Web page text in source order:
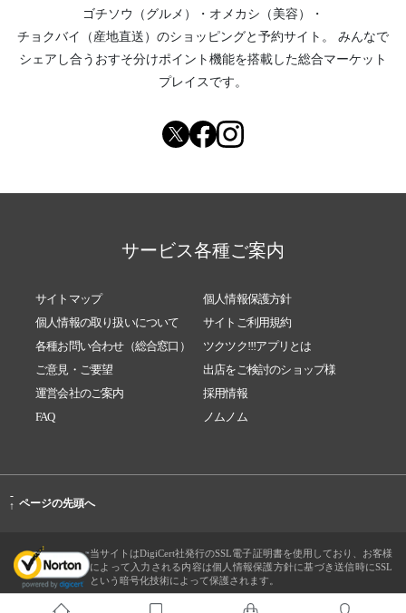
ゴチソウ（グルメ）
・ オメカシ（美容）
・
チョクバイ（産地直送） のショッピングと予約サイト。
みんなで
シェアし合う おすそ分けポイント機能を搭載した総合マーケット
プレイスです。
サービス各種ご案内
サイトマップ
個人情報保護方針
個人情報の取り扱いについて
サイトご利用規約
各種お問い合わせ（総合窓口）
ツクツク!!!アプリとは
ご意見・ご要望
出店をご検討のショップ様
運営会社のご案内
採用情報
FAQ
ノムノム
-
↑ ページの先頭へ
当サイトはDigiCert社発行のSSL電子証明書を使用しており、お客様
によって入力される内容は個人情報保護方針に基づき送信時にSSL
という暗号化技術によって保護されます。